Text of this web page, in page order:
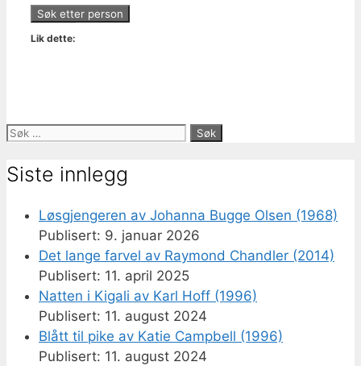
Lik dette:
Søk
Siste innlegg
Løsgjengeren av Johanna Bugge Olsen (1968)
9. januar 2026
Det lange farvel av Raymond Chandler (2014)
11. april 2025
Natten i Kigali av Karl Hoff (1996)
11. august 2024
Blått til pike av Katie Campbell (1996)
11. august 2024